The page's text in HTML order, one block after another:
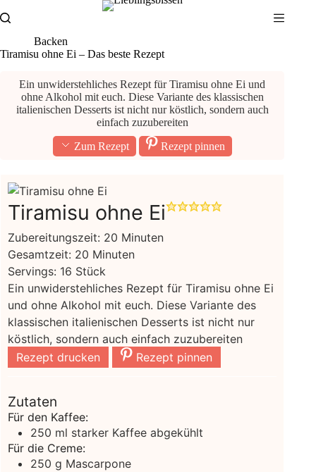
Inhalt
Backen
Tiramisu ohne Ei – Das beste Rezept
Ein unwiderstehliches Rezept für Tiramisu ohne Ei und
ohne Alkohol mit euch. Diese Variante des klassischen
italienischen Desserts ist nicht nur köstlich, sondern auch
einfach zuzubereiten
Zum Rezept
Rezept pinnen
Tiramisu ohne Ei
Zubereitungszeit: 20 Minuten
Minuten
Gesamtzeit: 20 Minuten
Minuten
Servings: 16 Stück
Ein unwiderstehliches Rezept für Tiramisu ohne Ei
und ohne Alkohol mit euch. Diese Variante des
klassischen italienischen Desserts ist nicht nur
köstlich, sondern auch einfach zuzubereiten
Rezept drucken
Rezept pinnen
Zutaten
Für den Kaffee:
250 ml starker Kaffee abgekühlt
Für die Creme:
250 g Mascarpone